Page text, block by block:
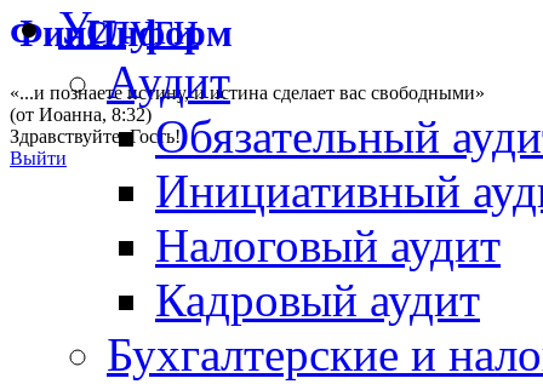
ФинИнформ
«...и познаете истину, и истина сделает вас свободными»
(от Иоанна, 8:32)
Здравствуйте,Гость!
Выйти
Услуги
Аудит
Обязательный
Инициативный
Налоговый аудит
Кадровый аудит
Бухгалтерские и